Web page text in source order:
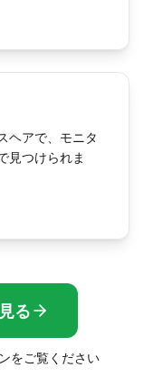
ヘアで、モニタ
見つけられま
る
をご覧ください